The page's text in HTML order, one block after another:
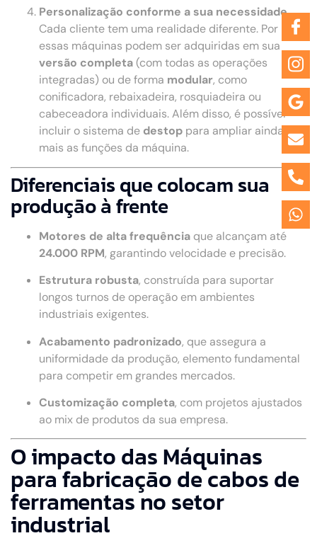
Personalização conforme a sua necessidade
Cada cliente tem uma realidade diferente. Por isso,
essas máquinas podem ser adquiridas em sua
versão completa (com todas as operações
integradas) ou de forma modular, como
conificadora, rebaixadeira, rosquiadeira ou
cabeceadora individuais. Além disso, é possível
incluir o sistema de destop para ampliar ainda
mais as funções da máquina.
Diferenciais que colocam sua
produção à frente
Motores de alta frequência que alcançam até
24.000 RPM, garantindo velocidade e precisão.
Estrutura robusta, construída para suportar
longos turnos de operação em ambientes
industriais exigentes.
Acabamento padronizado, que assegura a
uniformidade da produção, elemento fundamental
para competir em grandes mercados.
Customização completa, com projetos ajustados
ao mix de produtos da sua empresa.
O impacto das Máquinas
para fabricação de cabos de
ferramentas no setor
industrial